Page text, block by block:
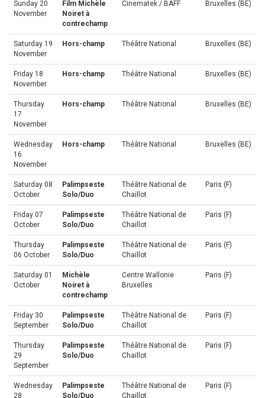
Sunday 20
November
Film Michèle
Noiret à
contrechamp
Cinematek / BAFF Bruxelles (BE)
Saturday 19
November
Hors-champ Théâtre National Bruxelles (BE)
Friday 18
November
Hors-champ Théâtre National Bruxelles (BE)
Thursday
17
November
Hors-champ Théâtre National Bruxelles (BE)
Wednesday
16
November
Hors-champ Théâtre National Bruxelles (BE)
Saturday 08
October
Palimpseste
Solo/Duo
Théâtre National de
Chaillot
Paris (F)
Friday 07
October
Palimpseste
Solo/Duo
Théâtre National de
Chaillot
Paris (F)
Thursday
06 October
Palimpseste
Solo/Duo
Théâtre National de
Chaillot
Paris (F)
Saturday 01
October
Michèle
Noiret à
contrechamp
Centre Wallonie
Bruxelles
Paris (F)
Friday 30
September
Palimpseste
Solo/Duo
Théâtre National de
Chaillot
Paris (F)
Thursday
29
September
Palimpseste
Solo/Duo
Théâtre National de
Chaillot
Paris (F)
Wednesday
28
Palimpseste
Solo/Duo
Théâtre National de
Chaillot
Paris (F)